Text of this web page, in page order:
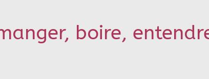
boire,